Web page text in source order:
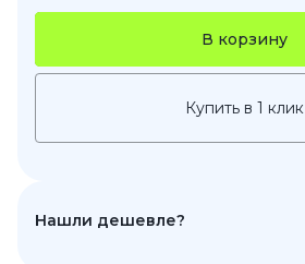
В корзину
Купить в 1 клик
Нашли дешевле?